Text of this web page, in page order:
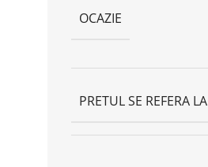
OCAZIE
PRETUL SE REFERA LA